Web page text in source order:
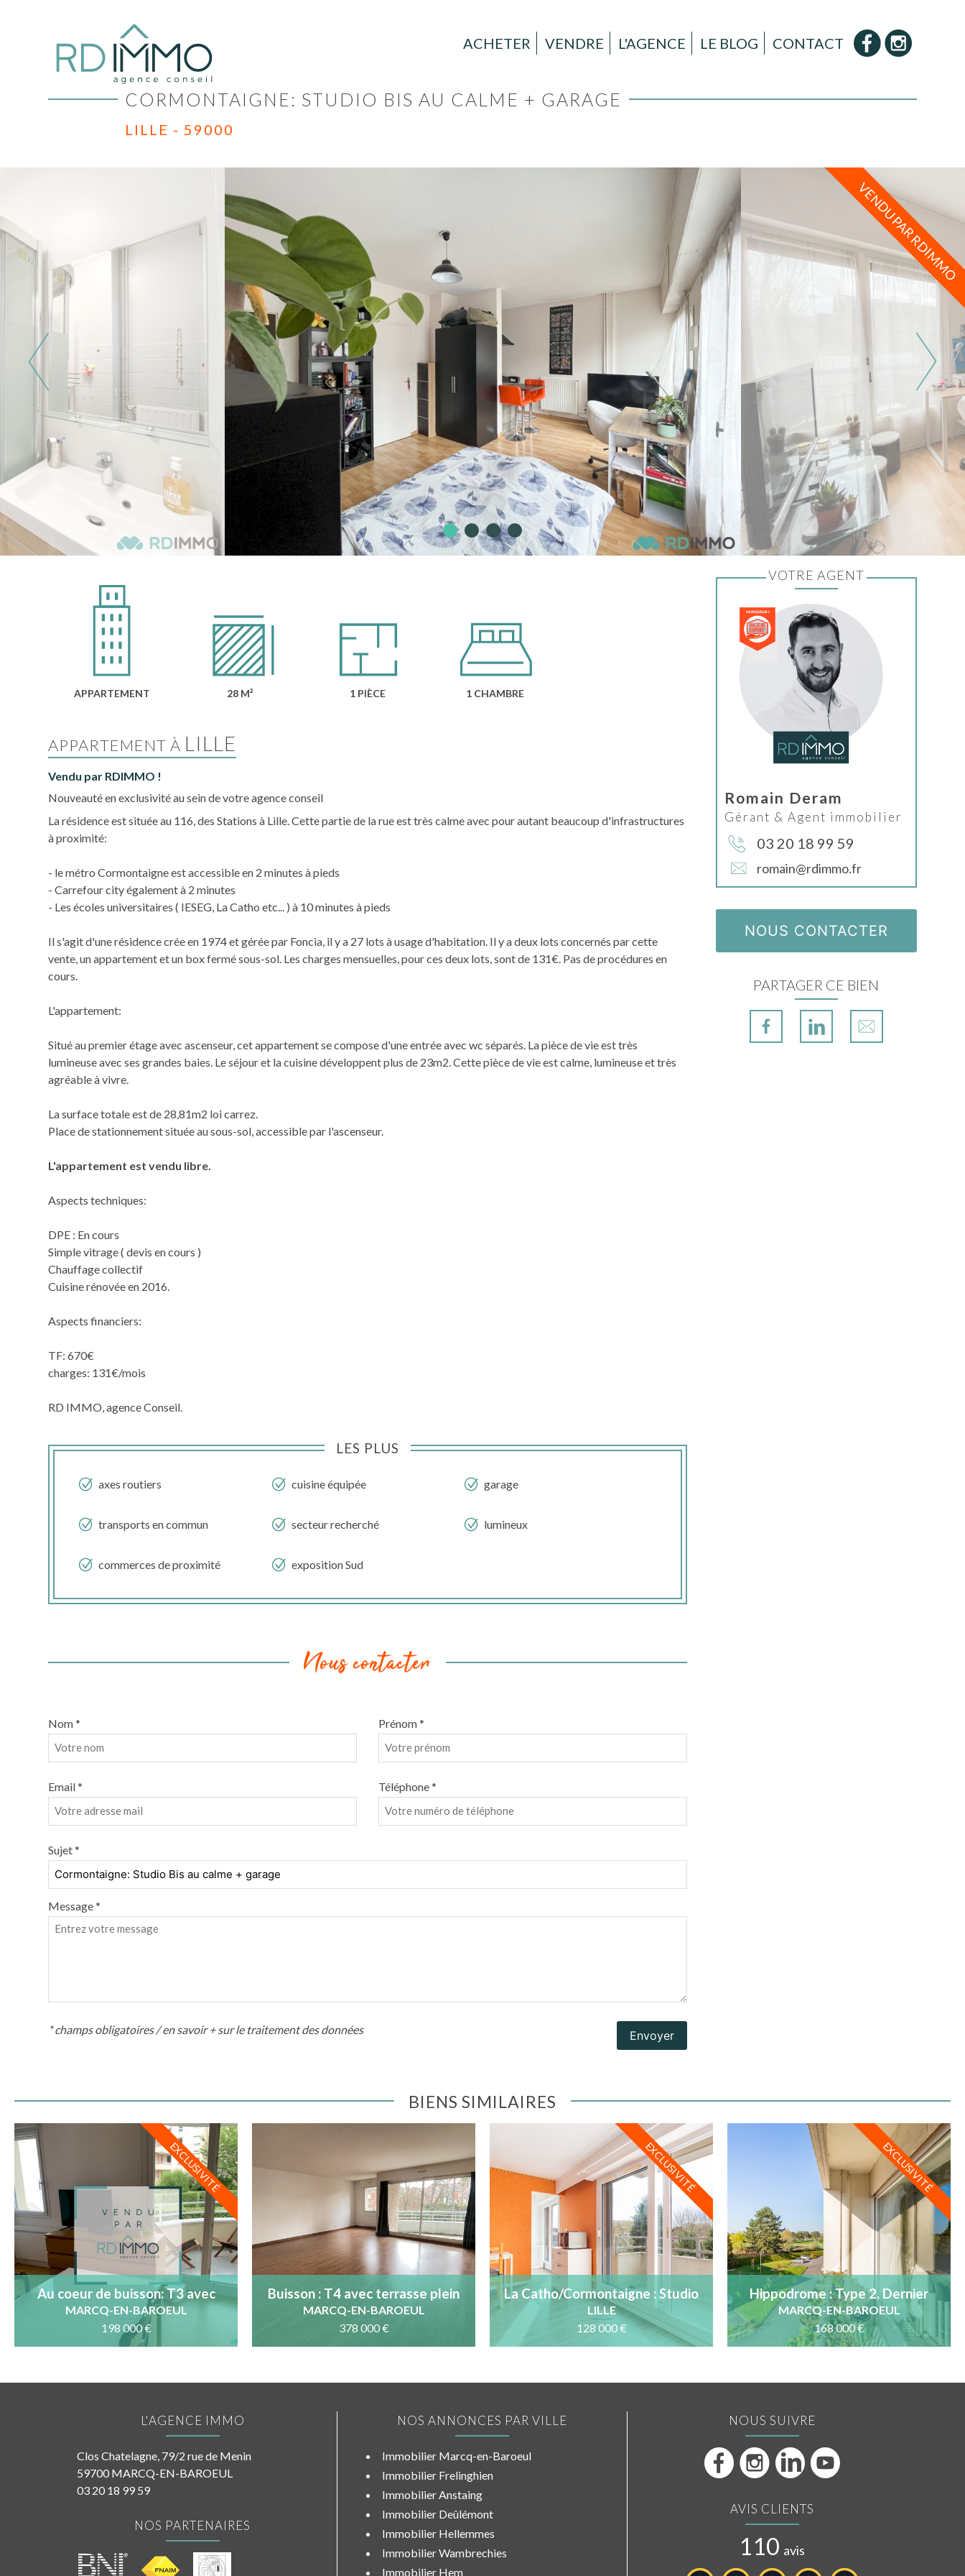
ACHETER VENDRE L'AGENCE LE BLOG CONTACT
CORMONTAIGNE: STUDIO BIS AU CALME + GARAGE
LILLE - 59000
VENDU PAR RDIMMO
APPARTEMENT 28 M² 1 PIÈCE 1 CHAMBRE
APPARTEMENT À LILLE
Vendu par RDIMMO !
Nouveauté en exclusivité au sein de votre agence conseil
La résidence est située au 116, des Stations à Lille. Cette partie de la rue est très calme avec pour autant beaucoup d'infrastructures
à proximité:
- le métro Cormontaigne est accessible en 2 minutes à pieds
- Carrefour city également à 2 minutes
- Les écoles universitaires ( IESEG, La Catho etc... ) à 10 minutes à pieds
Il s'agit d'une résidence crée en 1974 et gérée par Foncia, il y a 27 lots à usage d'habitation. Il y a deux lots concernés par cette
vente, un appartement et un box fermé sous-sol. Les charges mensuelles, pour ces deux lots, sont de 131€. Pas de procédures en
cours.
L'appartement:
Situé au premier étage avec ascenseur, cet appartement se compose d'une entrée avec wc séparés. La pièce de vie est très
lumineuse avec ses grandes baies. Le séjour et la cuisine développent plus de 23m2. Cette pièce de vie est calme, lumineuse et très
agréable à vivre.
La surface totale est de 28,81m2 loi carrez.
Place de stationnement située au sous-sol, accessible par l'ascenseur.
L'appartement est vendu libre.
Aspects techniques:
DPE : En cours
Simple vitrage ( devis en cours )
Chauffage collectif
Cuisine rénovée en 2016.
Aspects financiers:
TF: 670€
charges: 131€/mois
RD IMMO, agence Conseil.
LES PLUS
axes routiers cuisine équipée garage
transports en commun secteur recherché lumineux
commerces de proximité exposition Sud
Nous contacter
Nom * Prénom *
Email * Téléphone *
Sujet *
Message *
* champs obligatoires /en savoir + sur le traitement des données Envoyer
VOTRE AGENT
Romain Deram
Gérant & Agent immobilier
03 20 18 99 59
romain@rdimmo.fr
NOUS CONTACTER
PARTAGER CE BIEN
BIENS SIMILAIRES
EXCLUSIVITÉ
Au coeur de buisson: T3 avec
terrasse, cave et parking
MARCQ-EN-BAROEUL
198 000 €
Buisson : T4 avec terrasse plein
Sud, garage boxe au calme
MARCQ-EN-BAROEUL
378 000 €
EXCLUSIVITÉ
La Catho/Cormontaigne : Studio
avec balcon au calme, 3ème
étage
LILLE
128 000 €
EXCLUSIVITÉ
Hippodrome : Type 2, Dernier
étage, parking et cave
MARCQ-EN-BAROEUL
168 000 €
L'AGENCE IMMO
Clos Chatelagne, 79/2 rue de Menin
59700 MARCQ-EN-BAROEUL
03 20 18 99 59
NOS PARTENAIRES
NOS ANNONCES PAR VILLE
Immobilier Marcq-en-Baroeul
Immobilier Frelinghien
Immobilier Anstaing
Immobilier Deûlémont
Immobilier Hellemmes
Immobilier Wambrechies
Immobilier Hem
NOUS SUIVRE
AVIS CLIENTS
110 avis